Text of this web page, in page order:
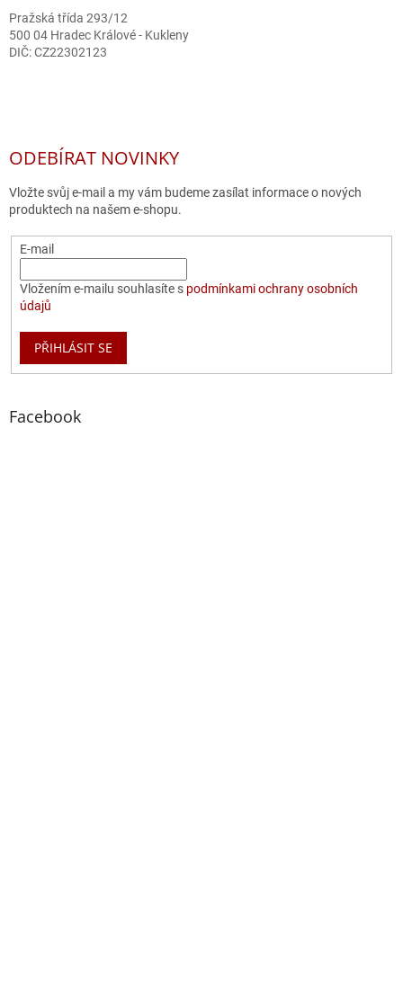
Pražská třída 293/12
500 04 Hradec Králové - Kukleny
DIČ: CZ22302123
ODEBÍRAT NOVINKY
Vložte svůj e-mail a my vám budeme zasílat informace o nových
produktech na našem e-shopu.
E-mail
Vložením e-mailu souhlasíte s podmínkami ochrany osobních
údajů
PŘIHLÁSIT SE
Facebook